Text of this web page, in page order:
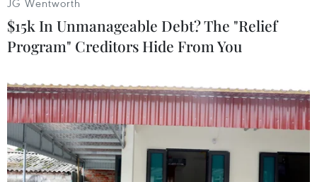
(TTXVN/Vietnam+)
$15k In Unmanageable Debt? The "Relief
Program" Creditors Hide From You